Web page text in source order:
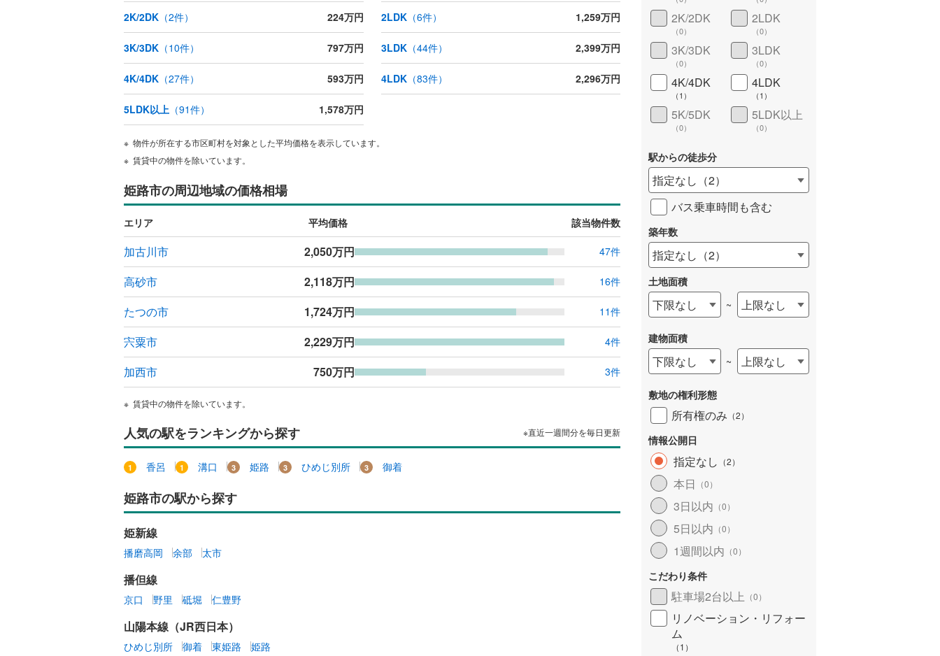
2K/2DK （2件） 224万円 2LDK（6件） 1,259万円
3K/3DK （10件） 797万円 3LDK（44件） 2,399万円
4K/4DK （27件） 593万円 4LDK（83件） 2,296万円
5LDK以上 （91件） 1,578万円
物件が所在する市区町村を対象とした平均価格を表示しています。
賃貸中の物件を除いています。
姫路市の周辺地域の価格相場
エリア 平均価格 該当物件数
加古川市 2,050万円 47件
高砂市 2,118万円 16件
たつの市 1,724万円 11件
宍粟市 2,229万円 4件
加西市 750万円 3件
賃貸中の物件を除いています。
人気の駅をランキングから探す ※直近一週間分を毎日更新
香呂 溝口 姫路 ひめじ別所 御着
姫路市の駅から探す
姫新線
播磨高岡 余部 太市
播但線
京口 野里 砥堀 仁豊野
山陽本線（JR西日本）
ひめじ別所 御着 東姫路 姫路
2K/2DK
（0）
2LDK
（0）
3K/3DK
（0）
3LDK
（0）
4K/4DK
（1 ）
4LDK
（1 ）
5K/5DK
（0）
5LDK以上
（0）
駅からの徒歩分
指定なし （2）
バス乗車時間も含む
築年数
指定なし （2）
土地面積
下限なし ~ 上限なし
建物面積
下限なし ~ 上限なし
敷地の権利形態
所有権のみ （2）
情報公開日
指定なし （2）
本日 （0）
3日以内 （0）
5日以内 （0）
1週間以内 （0）
こだわり条件
駐車場2台以上 （0）
リノベーション・リフォー
ム
（1 ）
御国野町御着(1) 神子岡前(2)
宮上町(1) 八代(2) 八代東光寺町
八代本町(1) 八代緑ケ丘町(1) 八代宮前町
柳町(1) 山田町北山田(1) 山田町南山田
余部区上余部
六角(1)
木場前七反町(1)
白鳥台
御立西(8)
白浜町宇佐崎北( 御立東
網干区垣内北町(1) 網干区垣内西町(2) 網干区垣内南町
大塩町汐咲(2) 青山北(3) 青山西(3
1) 玉手（たまで） (1
飾磨区阿成鹿古(2) 飾磨区阿成渡場(1) 家島町真浦
家島町宮(1) 香寺町犬飼(1) 香寺町岩部 1)
香寺町須加院(1) 香寺町田野(1)
安富町安志(2)
安富町植木野
1) 安富町狭戸
安富町三森(1) 夢前町莇野(1)
夢前町杉之内(
夢前町菅生澗(2) 夢前町寺(3) 夢前町前之庄( 2 )
オンライン内見(相談)可（0）
オンライン対応とは？ 詳しく見る